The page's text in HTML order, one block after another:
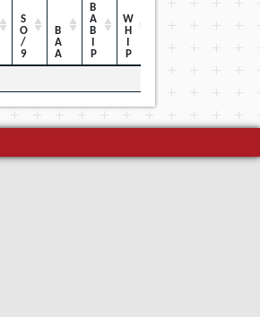
SO/9 BAA BABIP WHIP